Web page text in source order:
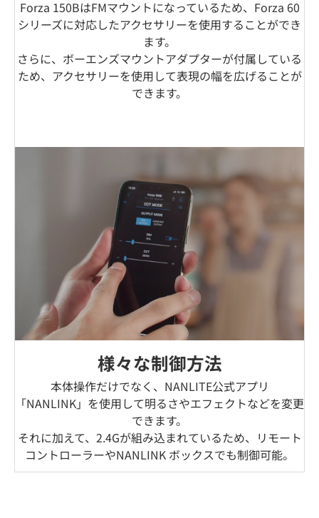
Forza 150BはFMマウントになっているため、Forza 60
シリーズに対応したアクセサリーを使用することができ
ます。
さらに、ボーエンズマウントアダプターが付属している
ため、アクセサリーを使用して表現の幅を広げることが
できます。
様々な制御方法
本体操作だけでなく、NANLITE公式アプリ
「NANLINK」を使用して明るさやエフェクトなどを変更
できます。
それに加えて、2.4Gが組み込まれているため、リモート
コントローラーやNANLINK ボックスでも制御可能。